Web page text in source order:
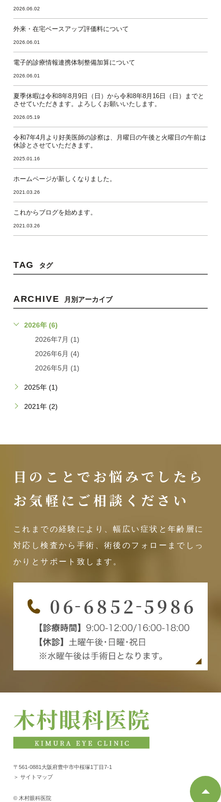
2026.06.02
外来・在宅ベースアップ評価料について
2026.06.01
電子的診療情報連携体制整備加算について
2026.06.01
夏季休暇は令和8年8月9日（日）から令和8年8月16日（日）までと
させていただきます。よろしくお願いいたします。
2026.05.19
令和7年4月より好美医師の診察は、月曜日の午後と火曜日の午前は
休診とさせていただきます。
2025.01.16
ホームページが新しくなりました。
2021.03.26
これからブログを始めます。
2021.03.26
TAG タグ
ARCHIVE 月別アーカイブ
2026年 (6)
2026年7月 (1)
2026年6月 (4)
2026年5月 (1)
2025年 (1)
2021年 (2)
目のことでお悩みでしたら
お気軽にご相談ください
これまでの経験により、幅広い症状と年齢層に
対応し検査から手術、術後のフォローまでしっ
かりとサポート致します。
〒561-0881大阪府豊中市中桜塚1丁目7-1
＞ サイトマップ
© 木村眼科医院